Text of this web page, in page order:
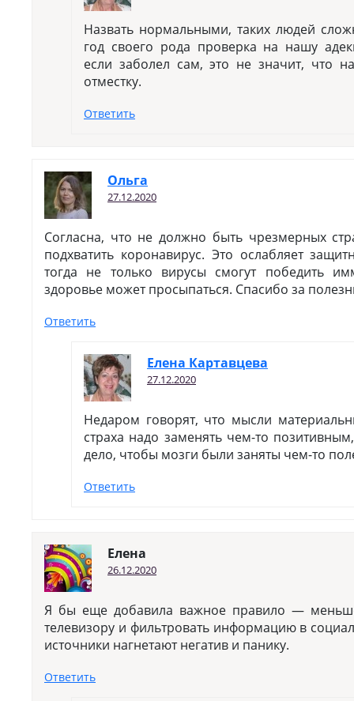
Назвать нормальными, таких людей
год своего рода проверка на нашу
если заболел сам, это не значит, что
отместку.
Ответить
Ольга
27.12.2020
Согласна, что не должно быть чрезмерных
подхватить коронавирус. Это ослабляет
тогда не только вирусы смогут победить
здоровье может просыпаться. Спасибо за
Ответить
Елена Картавцева
27.12.2020
Недаром говорят, что мысли
страха надо заменять чем-то
дело, чтобы мозги были заняты чем-то
Ответить
Елена
26.12.2020
Я бы еще добавила важное правило —
телевизору и фильтровать информацию в
источники нагнетают негатив и панику.
Ответить